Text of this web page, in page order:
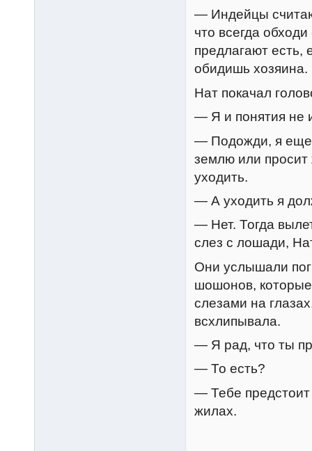
— Индейцы
что всегда
предлагают есть,
обидишь хозяина.
Нат покачал
— Я и понятия не
— Подожди, я еще
землю или просит
уходить.
— А уходить я
— Нет. Тогда
слез с лошади,
Они услышали
шошонов,
слезами на
всхлипывала.
— Я рад, что ты
— То есть?
— Тебе предстоит
жилах.